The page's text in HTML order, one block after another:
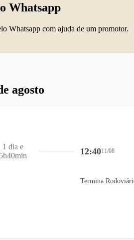
Whatsapp
Whatsapp com ajuda de um promotor.
agosto
12:4011/08
Termina
1 dia e
5h40min